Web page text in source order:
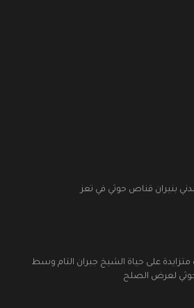
بنيران قناص حوثي في تعز
على حياة الشيخ جبران التام وسط
لعرض الصلح